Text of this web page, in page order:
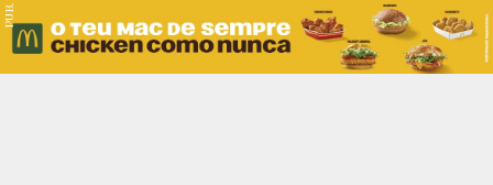
PUB.